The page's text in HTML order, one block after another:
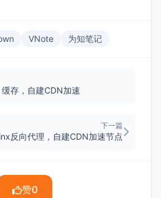
VNote 为知笔记
存，自建CDN加速
下一篇
反向代理，自建CDN加速节点
赞0